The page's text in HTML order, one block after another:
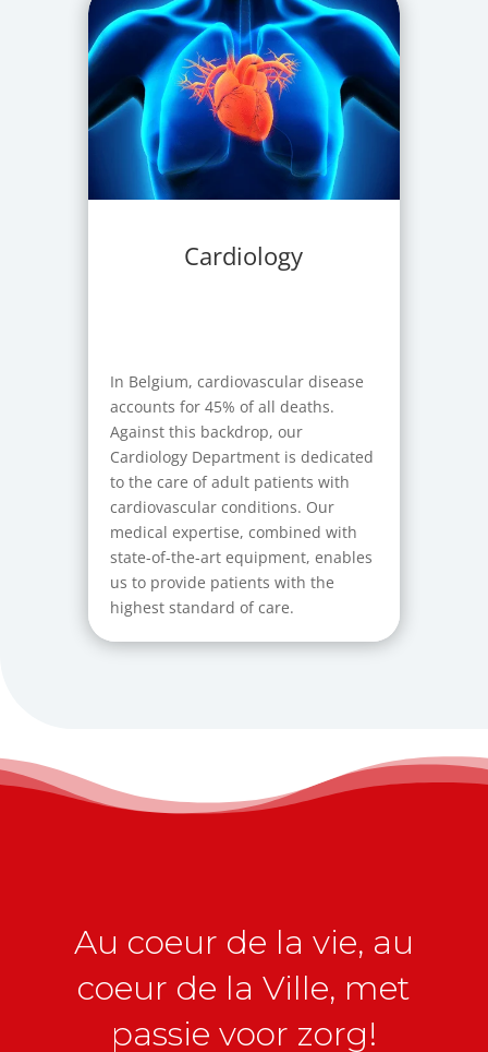
Cardiology
In Belgium, cardiovascular disease
accounts for 45% of all deaths.
Against this backdrop, our
Cardiology Department is dedicated
to the care of adult patients with
cardiovascular conditions. Our
medical expertise, combined with
state-of-the-art equipment, enables
us to provide patients with the
highest standard of care.
Au coeur de la vie, au
coeur de la Ville, met
passie voor zorg!